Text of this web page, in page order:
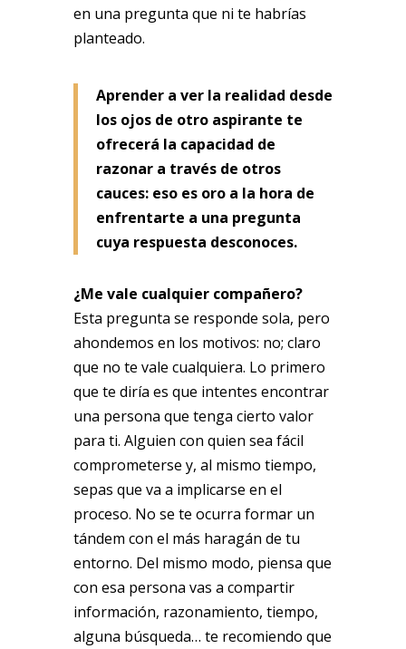
en una pregunta que ni te habrías
planteado.
Aprender a ver la realidad desde
los ojos de otro aspirante te
ofrecerá la capacidad de
razonar a través de otros
cauces: eso es oro a la hora de
enfrentarte a una pregunta
cuya respuesta desconoces.
¿Me vale cualquier compañero?
Esta pregunta se responde sola, pero
ahondemos en los motivos: no; claro
que no te vale cualquiera. Lo primero
que te diría es que intentes encontrar
una persona que tenga cierto valor
para ti. Alguien con quien sea fácil
comprometerse y, al mismo tiempo,
sepas que va a implicarse en el
proceso. No se te ocurra formar un
tándem con el más haragán de tu
entorno. Del mismo modo, piensa que
con esa persona vas a compartir
información, razonamiento, tiempo,
alguna búsqueda… te recomiendo que